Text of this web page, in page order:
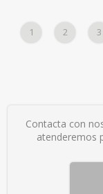
1 2 3
Contacta con
atenderemos